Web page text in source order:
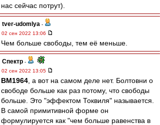
нас сейчас потрут).
tver-udomlya -
02 сен 2022 13:06
Чем больше свободы, тем её меньше.
Спектр -
02 сен 2022 13:05
BM1964 , а вот на самом деле нет. Болтовни о
свободе больше как раз потому, что свободы
больше. Это "эффектом Токвиля" называется.
В самой примитивной форме он
формулируется как "чем больше равенства в